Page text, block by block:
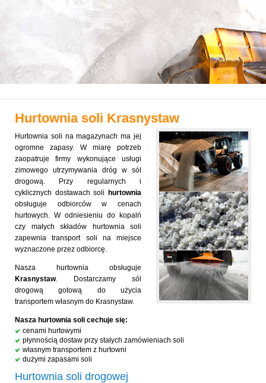
Hurtownia soli Krasnystaw
Hurtownia soli na magazynach ma jej
ogromne zapasy. W miarę potrzeb
zaopatruje firmy wykonujące usługi
zimowego utrzymywania dróg w sól
drogową. Przy regularnych i
cyklicznych dostawach soli
hurtownia
obsługuje odbiorców w cenach
hurtowych. W odniesieniu do kopalń
czy małych składów hurtownia soli
zapewnia transport soli na miejsce
wyznaczone przez odbiorcę.
Nasza hurtownia obsługuje
Krasnystaw. Dostarczamy sól
drogową gotową do użycia
transportem własnym do Krasnystaw.
Nasza hurtownia soli cechuje się:
cenami hurtowymi
płynnością dostaw przy stałych zamówieniach soli
własnym transportem z hurtowni
dużymi zapasami soli
Hurtownia soli drogowej